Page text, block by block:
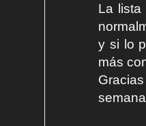
La lista
y si lo
más